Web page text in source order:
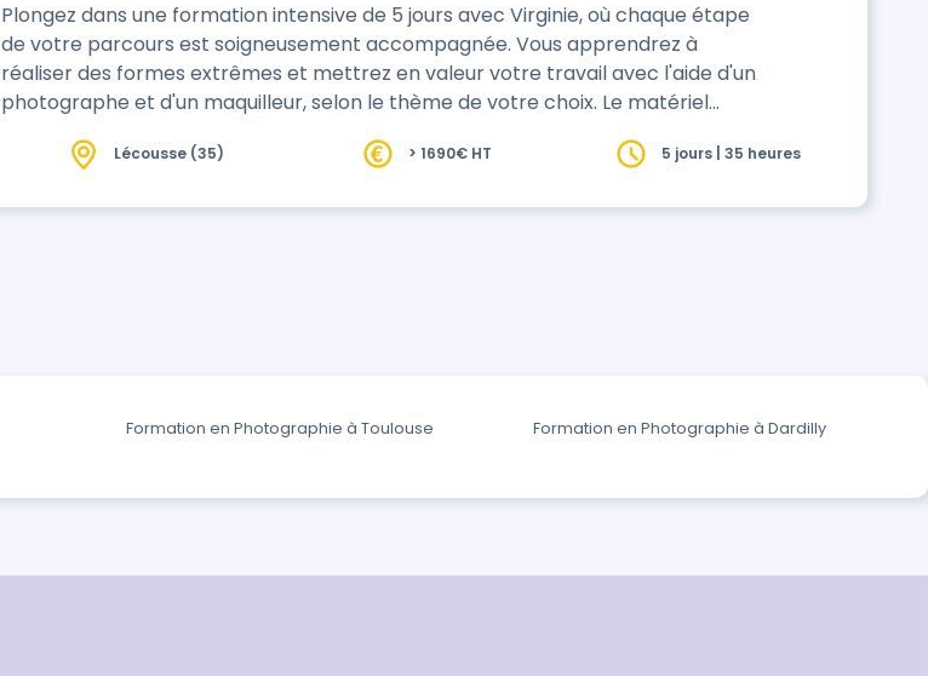
Plongez dans une formation intensive de 5 jours avec Virginie, où chaque étape
de votre parcours est soigneusement accompagnée. Vous apprendrez à
réaliser des formes extrêmes et mettrez en valeur votre travail avec l'aide d'un
photographe et d'un maquilleur, selon le thème de votre choix. Le matériel
disponibles dans notre boutique sur place. Pour obtenir un certificat de réussite,
Lécousse (35) > 1690€ HT 5 jours | 35 heures
Formation en Photographie à Toulouse
Formation en Photographie à Dardilly